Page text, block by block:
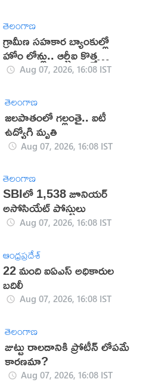
తెలంగాణ
గ్రామీణ సహకార బ్యాంకుల్లో
హోం లోన్లు.. ఆర్బీఐ కొత్త
నిబంధనలు
Aug 07, 2026, 16:08 IST
తెలంగాణ
జలపాతంలో గల్లంతై.. ఐటీ
ఉద్యోగి మృతి
Aug 07, 2026, 16:08 IST
తెలంగాణ
SBIలో 1,538 జూనియర్
అసోసియేట్ పోస్టులు
Aug 07, 2026, 16:08 IST
ఆంధ్రప్రదేశ్
22 మంది ఐఏఎస్‌ అధికారుల
బదిలీ
Aug 07, 2026, 16:08 IST
తెలంగాణ
జుట్టు రాలడానికి ప్రోటీన్ లోపమే
కారణమా?
Aug 07, 2026, 16:08 IST